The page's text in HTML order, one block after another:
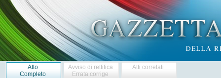
Atto
Completo
Avviso di rettifica
Errata corrige
Atti correlati